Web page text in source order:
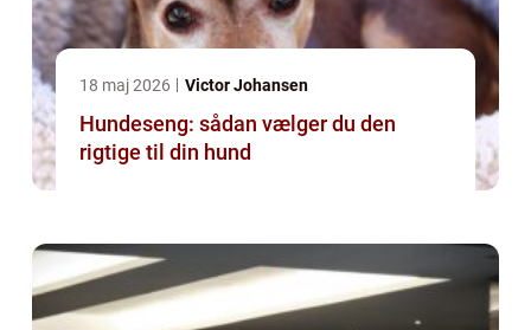
18 maj 2026 Victor Johansen
Hundeseng: sådan vælger du den
rigtige til din hund